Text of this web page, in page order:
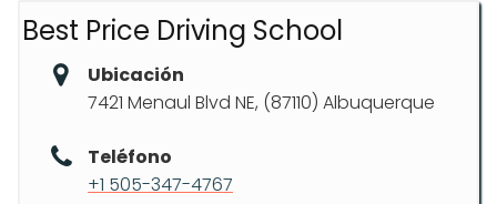
Best Price Driving School
Ubicación
7421 Menaul Blvd NE, (87110) Albuquerque
Teléfono
+1 505-347-4767